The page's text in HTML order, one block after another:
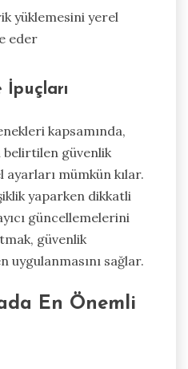
yüklemesini yerel
eder
İpuçları
kapsamında,
güvenlik
mümkün kılar.
yaparken dikkatli
güncellemelerini
güvenlik
uygulanmasını sağlar.
En Önemli